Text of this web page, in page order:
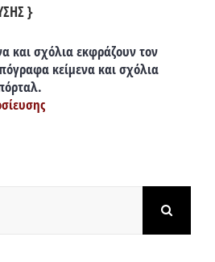
}
και σχόλια εκφράζουν τον
κείμενα και σχόλια